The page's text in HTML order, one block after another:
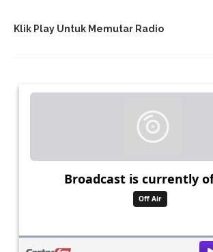
Klik Play Untuk Memutar Radio